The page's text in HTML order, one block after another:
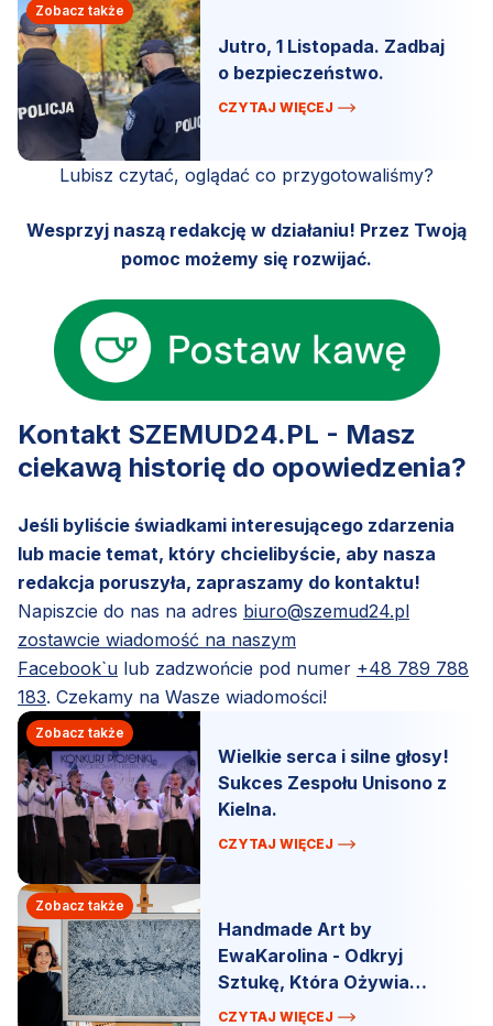
Zobacz także
Jutro, 1 Listopada. Zadbaj
o bezpieczeństwo.
CZYTAJ WIĘCEJ
Lubisz czytać, oglądać co przygotowaliśmy?
Wesprzyj naszą redakcję w działaniu! Przez Twoją
pomoc możemy się rozwijać.
Kontakt SZEMUD24.PL - Masz
ciekawą historię do opowiedzenia?
Jeśli byliście świadkami interesującego zdarzenia
lub macie temat, który chcielibyście, aby nasza
redakcja poruszyła, zapraszamy do kontaktu!
Napiszcie do nas na adres biuro@szemud24.pl
zostawcie wiadomość na naszym
Facebook`u lub zadzwońcie pod numer +48 789 788
183. Czekamy na Wasze wiadomości!
Zobacz także
Wielkie serca i silne głosy!
Sukces Zespołu Unisono z
Kielna.
CZYTAJ WIĘCEJ
Zobacz także
Handmade Art by
EwaKarolina - Odkryj
Sztukę, Która Ożywia
Przestrzeń!
CZYTAJ WIĘCEJ